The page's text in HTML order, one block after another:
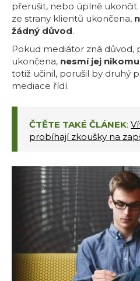
přerušit, nebo úplně
ze strany klientů ukončena,
žádný důvod.
Pokud mediátor zná důvod,
ukončena, nesmí jej
totiž učinil, porušil by druhý
mediace řídí.
ČTĚTE TAKÉ ČLÁNEK:
probíhají zkoušky na